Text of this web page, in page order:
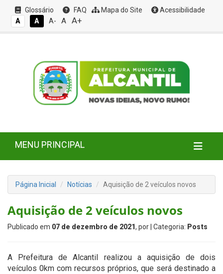
Glossário FAQ Mapa do Site
Acessibilidade
A
A A- A A+
MENU PRINCIPAL
Página Inicial Notícias Aquisição de 2 veículos novos
Aquisição de 2 veículos novos
Publicado em 07 de dezembro de 2021, por | Categoria: Posts
A Prefeitura de Alcantil realizou a aquisição de dois
veículos 0km com recursos próprios, que será destinado a